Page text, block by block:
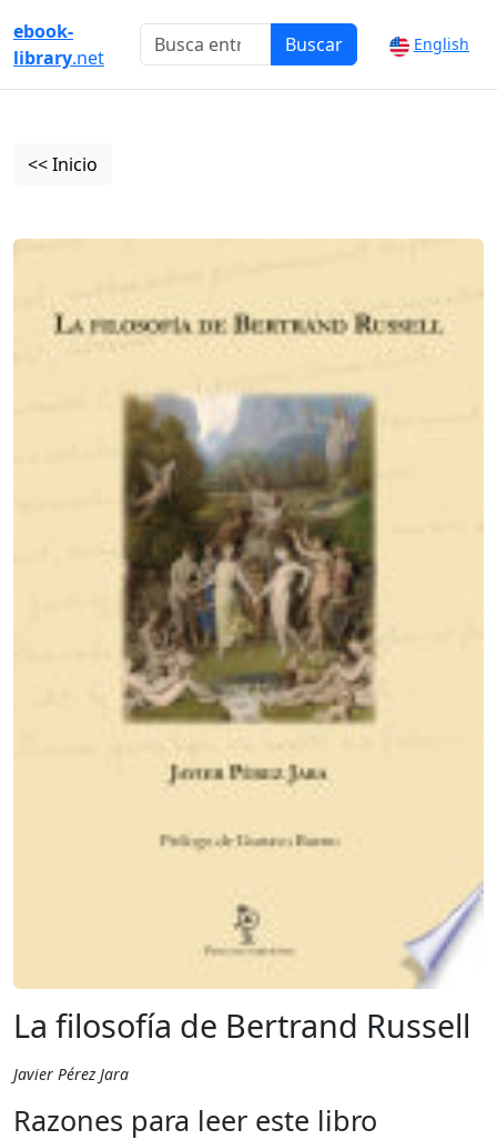
ebook-
library.net
Buscar English
<< Inicio
La filosofía de Bertrand Russell
Javier Pérez Jara
Razones para leer este libro